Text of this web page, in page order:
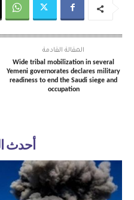
المقالة القادمة
Wide tribal mobilization in several
Yemeni governorates declares military
readiness to end the Saudi siege and
occupation
أحدث